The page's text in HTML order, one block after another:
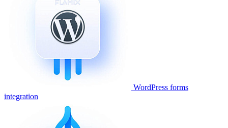
WordPress forms
integration